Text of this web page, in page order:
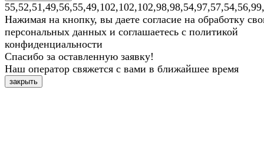
Нажимая на кнопку, вы даете согласие на обработку
персональных данных и соглашаетесь с политикой
конфиденциальности
Спасибо за оставленную заявку!
Наш оператор свяжется с вами в ближайшее время
закрыть